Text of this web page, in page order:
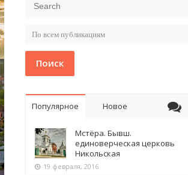
Поиск
Популярное Новое
Мстёра. Бывш.
единоверческая церковь
Никольская
19 февраля, 2016